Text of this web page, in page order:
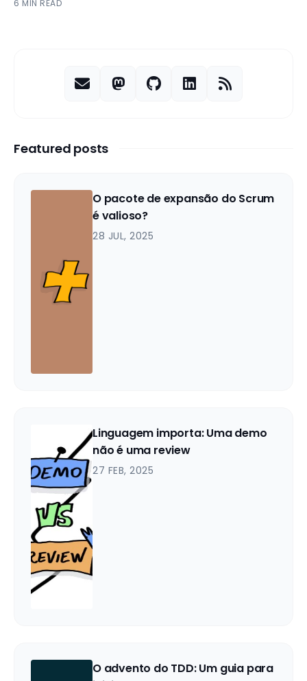
6 MIN READ
Featured posts
O pacote de expansão do Scrum
é valioso?
28 JUL, 2025
Linguagem importa: Uma demo
não é uma review
27 FEB, 2025
O advento do TDD: Um guia para